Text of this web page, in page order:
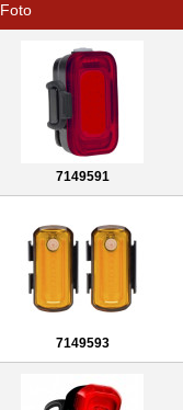
Foto
7149591
7149593